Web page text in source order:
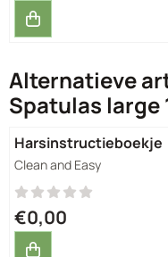
Alternatieve
Spatulas large
Harsinstructieboekje
Merk:
Clean and Easy
Prijs: 0,00
€0,00